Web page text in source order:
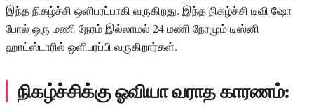
இந்த நிகழ்ச்சி ஒளிபரப்பாகி வருகிறது. இந்த நிகழ்ச்சி டிவி ஷோ
போல் ஒரு மணி நேரம் இல்லாமல் 24 மணி நேரமும் டிஸ்னி
ஹாட்ஸ்டாரில் ஒளிபரப்பி வருகிறார்கள்.
நிகழ்ச்சிக்கு ஓவியா வராத காரணம்: